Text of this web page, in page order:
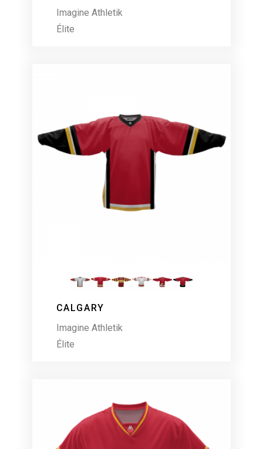
Imagine Athletik
Élite
CALGARY
Imagine Athletik
Élite